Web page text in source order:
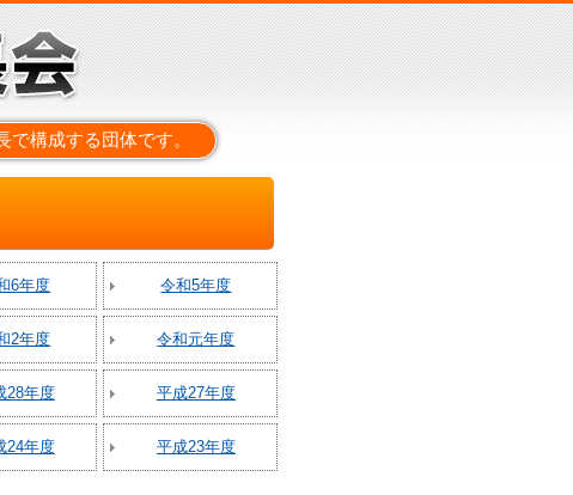
構成する団体です。
6年度 令和5年度
2年度 令和元年度
28年度 平成27年度
24年度 平成23年度